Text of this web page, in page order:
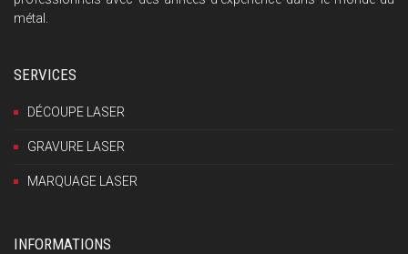
métal.
SERVICES
DÉCOUPE LASER
GRAVURE LASER
MARQUAGE LASER
INFORMATIONS